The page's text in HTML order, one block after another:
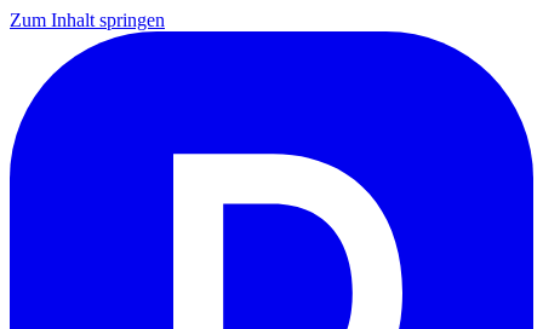
Zum Inhalt springen